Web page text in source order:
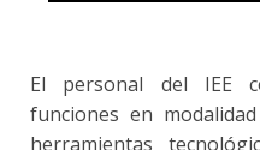
El personal del IEE
funciones en
herramientas